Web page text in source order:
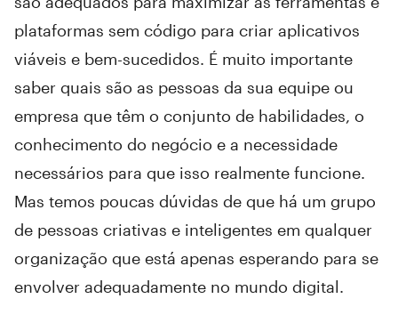
plataformas sem código para criar aplicativos
viáveis e bem-sucedidos. É muito importante
saber quais são as pessoas da sua equipe ou
empresa que têm o conjunto de habilidades, o
conhecimento do negócio e a necessidade
necessários para que isso realmente funcione.
Mas temos poucas dúvidas de que há um grupo
de pessoas criativas e inteligentes em qualquer
organização que está apenas esperando para se
envolver adequadamente no mundo digital.